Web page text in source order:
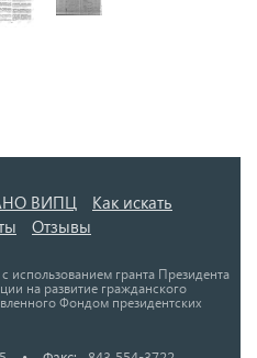
ВИПЦ
Как искать
Отзывы
использованием гранта Президента
на развитие гражданского
Фондом президентских